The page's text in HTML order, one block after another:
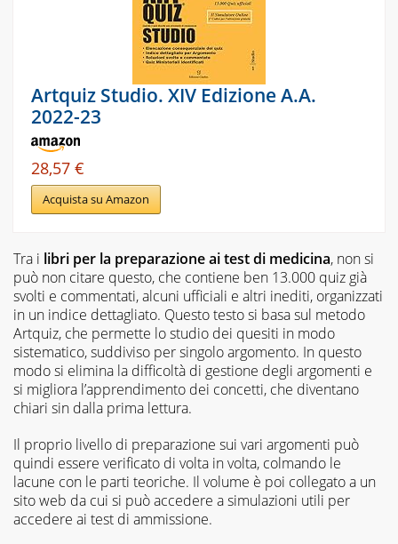
Artquiz Studio. XIV Edizione A.A.
2022-23
28,57 €
Acquista su Amazon
Tra i libri per la preparazione ai test di medicina, non si
può non citare questo, che contiene ben 13.000 quiz già
svolti e commentati, alcuni ufficiali e altri inediti, organizzati
in un indice dettagliato. Questo testo si basa sul metodo
Artquiz, che permette lo studio dei quesiti in modo
sistematico, suddiviso per singolo argomento. In questo
modo si elimina la difficoltà di gestione degli argomenti e
si migliora l’apprendimento dei concetti, che diventano
chiari sin dalla prima lettura.
Il proprio livello di preparazione sui vari argomenti può
quindi essere verificato di volta in volta, colmando le
lacune con le parti teoriche. Il volume è poi collegato a un
sito web da cui si può accedere a simulazioni utili per
accedere ai test di ammissione.